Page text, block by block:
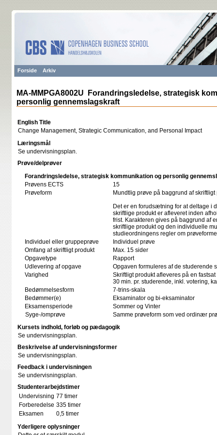
Forside Arkiv
MA-MMPGA8002U Forandringsledelse, strategisk
personlig gennemslagskraft
English Title
Change Management, Strategic Communication, and Personal Impact
Læringsmål
Se undervisningsplan.
Prøve/delprøver
Forandringsledelse, strategisk kommunikation og personlig
Prøvens ECTS
15
Prøveform
Mundtlig prøve på baggrund af skriftligt
Det er en forudsætning for at deltage i
skriftlige produkt er afleveret inden
frist. Karakteren gives på baggrund af
skriftlige produkt og den individuelle
studieordningens regler om
Individuel eller gruppeprøve
Individuel prøve
Omfang af skriftligt produkt
Max. 15 sider
Opgavetype
Rapport
Udlevering af opgave
Opgaven formuleres af de studerende
Varighed
Skriftligt produkt afleveres på en
30 min. pr. studerende, inkl. votering,
Bedømmelsesform
7-trins-skala
Bedømmer(e)
Eksaminator og bi-eksaminator
Eksamensperiode
Sommer og Vinter
Syge-/omprøve
Samme prøveform som ved ordinær
Kursets indhold, forløb og pædagogik
Se undervisningsplan.
Beskrivelse af undervisningsformer
Se undervisningsplan.
Feedback i undervisningen
Se undervisningsplan.
Studenterarbejdstimer
Undervisning 77 timer
Forberedelse 335 timer
Eksamen
0,5 timer
Yderligere oplysninger